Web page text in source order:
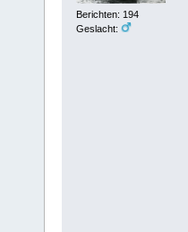
Berichten: 194
Geslacht: